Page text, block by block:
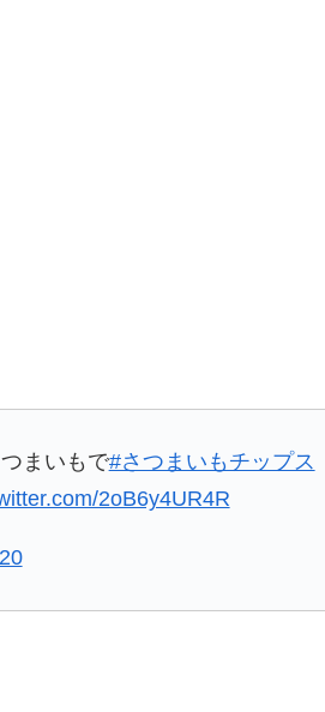
まいもで#さつまいもチップス
2oB6y4UR4R